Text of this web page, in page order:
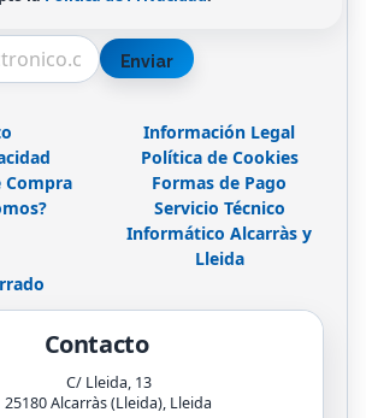
Enviar
Información Legal
Política de Cookies
Compra
Formas de Pago
Servicio Técnico
Informático Alcarràs y
Lleida
Contacto
C/ Lleida, 13
25180Alcarràs (Lleida), Lleida